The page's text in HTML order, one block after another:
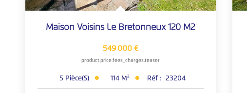
Maison Voisins Le Bretonneux 120 M2
549 000 €
product.price.fees_charges.teaser
5 Pièce(s) 114 M² Réf : 23204